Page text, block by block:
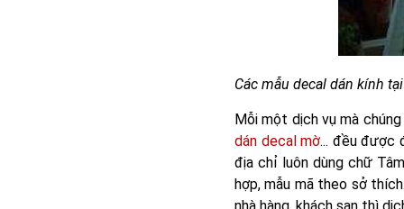
Các mẫu decal dán kính
Mỗi một dịch vụ mà
dán decal mờ... đều được
địa chỉ luôn dùng chữ
hợp, mẫu mã theo sở
nhà hàng, khách sạn thì